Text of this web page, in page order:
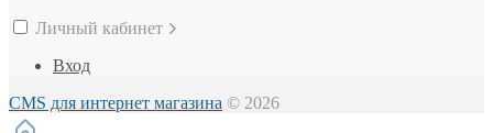
Личный кабинет
Вход
CMS для интернет магазина © 2026